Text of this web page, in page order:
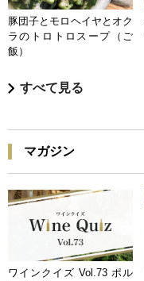
豚団子とモロヘイヤとオク
ラのトロトロスープ（ご
飯）
すべて見る
マガジン
ワインクイズ Vol.73 ポル